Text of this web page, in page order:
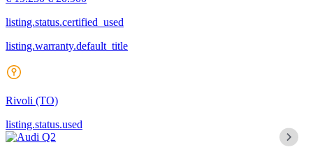
listing.status.certified_used
listing.warranty.default_title
Rivoli (TO)
listing.status.used